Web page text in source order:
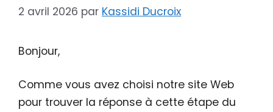
2 avril 2026 par Kassidi Ducroix
Bonjour,
Comme vous avez choisi notre site Web
pour trouver la réponse à cette étape du